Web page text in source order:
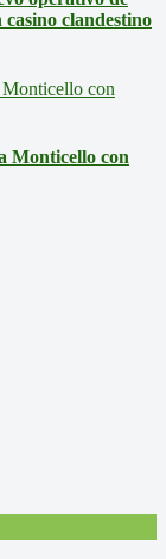
clandestino
Monticello con